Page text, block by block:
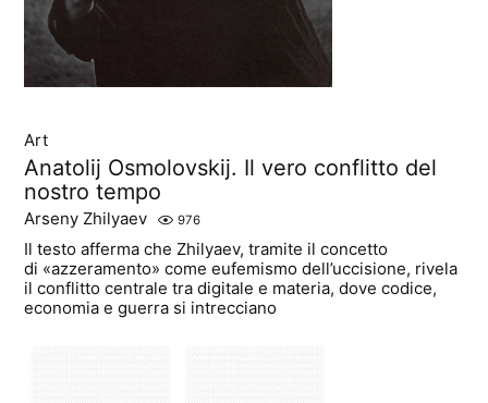
Art
Anatolij Osmolovskij. Il vero conflitto del
nostro tempo
Arseny Zhilyaev 976
Il testo afferma che Zhilyaev, tramite il concetto
di «azzeramento» come eufemismo dell’uccisione, rivela
il conflitto centrale tra digitale e materia, dove codice,
economia e guerra si intrecciano